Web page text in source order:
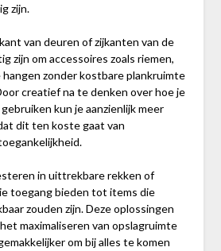
zijn.
van deuren of zijkanten van de
zijn om accessoires zoals riemen,
zonder kostbare plankruimte
creatief na te denken over hoe je
kun je aanzienlijk meer
dit ten koste gaat van
in uittrekbare rekken of
toegang bieden tot items die
zouden zijn. Deze oplossingen
maximaliseren van opslagruimte
om bij alles te komen